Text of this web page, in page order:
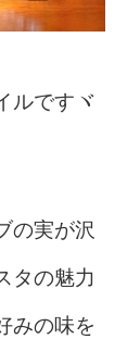
ルですヾ
の実が沢
タの魅力
みの味を